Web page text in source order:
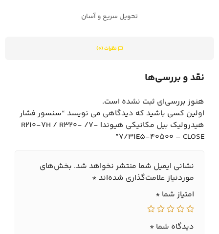
تحویل سریع و آسان
نظرات (0)
نقد و بررسی‌ها
هنوز بررسی‌ای ثبت نشده است.
اولین کسی باشید که دیدگاهی می نویسد “سنسور فشار
هیدرولیک بیل مکانیکی هیوندا -7/ R210-7H / R320-
7/31E5-40500 – CLOSE”
نشانی ایمیل شما منتشر نخواهد شد. بخش‌های
موردنیاز علامت‌گذاری شده‌اند *
امتیاز شما *
دیدگاه شما *